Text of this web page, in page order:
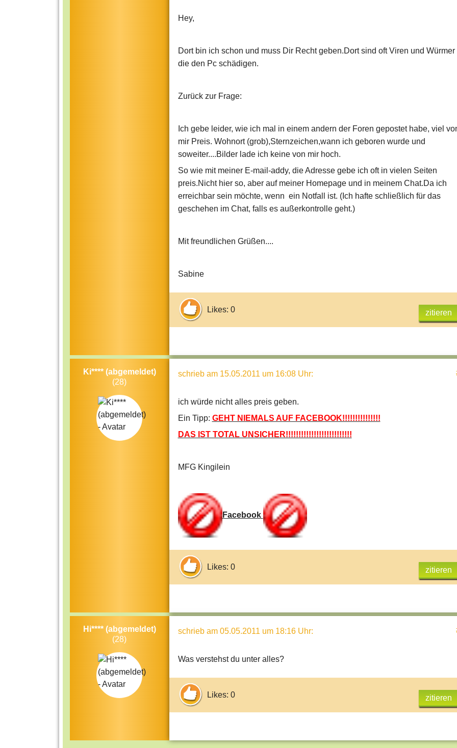
Hey,
Dort bin ich schon und muss Dir Recht geben.Dort sind oft Viren und Würmer
die den Pc schädigen.
Zurück zur Frage:
Ich gebe leider, wie ich mal in einem andern der Foren gepostet habe, viel
mir Preis. Wohnort (grob),Sternzeichen,wann ich geboren wurde und
soweiter....Bilder lade ich keine von mir hoch.
So wie mit meiner E-mail-addy, die Adresse gebe ich oft in vielen Seiten
preis.Nicht hier so, aber auf meiner Homepage und in meinem Chat.Da ich
erreichbar sein möchte, wenn ein Notfall ist. (Ich hafte schließlich für das
geschehen im Chat, falls es außerkontrolle geht.)
Mit freundlichen Grüßen....
Sabine
Likes: 0 zitieren
Ki**** (abgemeldet)
(28)
schrieb am 15.05.2011 um 16:08 Uhr:
ich würde nicht alles preis geben.
Ein Tipp: GEHT NIEMALS AUF FACEBOOK!!!!!!!!!!!!!!!
DAS IST TOTAL UNSICHER!!!!!!!!!!!!!!!!!!!!!!!!!!
MFG Kingilein
Facebook
Likes: 0 zitieren
Hi**** (abgemeldet)
(28)
schrieb am 05.05.2011 um 18:16 Uhr:
Was verstehst du unter alles?
Likes: 0 zitieren